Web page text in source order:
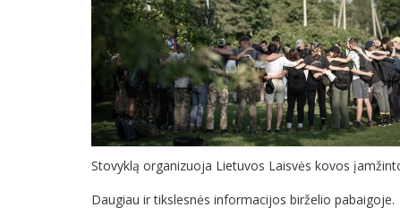
Stovyklą organizuoja Lietuvos Laisvės kovos
Daugiau ir tikslesnės informacijos birželio pabaigoje.